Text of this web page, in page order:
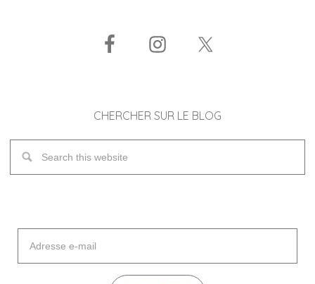
CHERCHER SUR LE BLOG
mail